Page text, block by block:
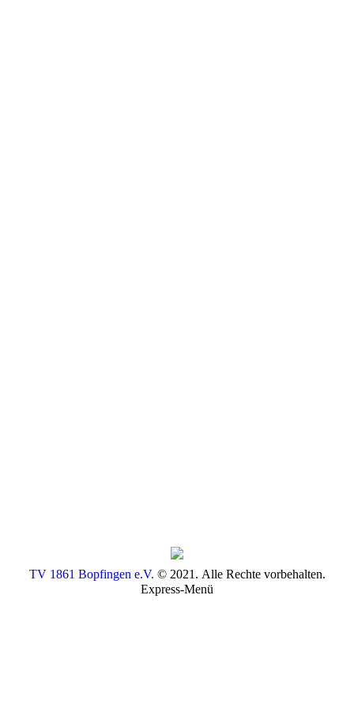
TV 1861 Bopfingen e.V. © 2021. Alle Rechte vorbehalten.
Express-Menü